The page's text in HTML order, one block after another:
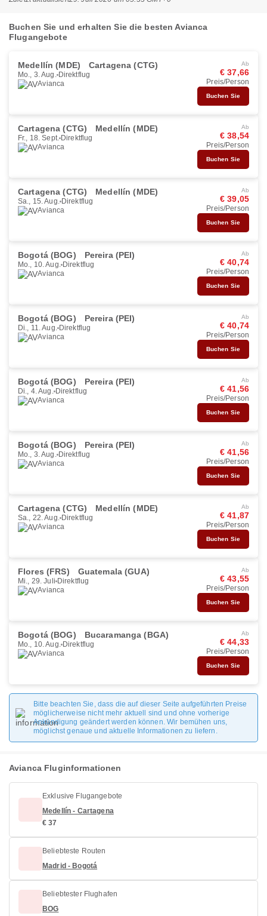
Buchen Sie und erhalten Sie die besten Avianca
Flugangebote
Medellín (MDE) Cartagena (CTG)
Mo., 3. Aug. Direktflug
Avianca
Ab
€ 37,66
Preis/Person
Buchen Sie
Cartagena (CTG) Medellín (MDE)
Fr., 18. Sept. Direktflug
Avianca
Ab
€ 38,54
Preis/Person
Buchen Sie
Cartagena (CTG) Medellín (MDE)
Sa., 15. Aug. Direktflug
Avianca
Ab
€ 39,05
Preis/Person
Buchen Sie
Bogotá (BOG) Pereira (PEI)
Mo., 10. Aug. Direktflug
Avianca
Ab
€ 40,74
Preis/Person
Buchen Sie
Bogotá (BOG) Pereira (PEI)
Di., 11. Aug. Direktflug
Avianca
Ab
€ 40,74
Preis/Person
Buchen Sie
Bogotá (BOG) Pereira (PEI)
Di., 4. Aug. Direktflug
Avianca
Ab
€ 41,56
Preis/Person
Buchen Sie
Bogotá (BOG) Pereira (PEI)
Mo., 3. Aug. Direktflug
Avianca
Ab
€ 41,56
Preis/Person
Buchen Sie
Cartagena (CTG) Medellín (MDE)
Sa., 22. Aug. Direktflug
Avianca
Ab
€ 41,87
Preis/Person
Buchen Sie
Flores (FRS) Guatemala (GUA)
Mi., 29. Juli Direktflug
Avianca
Ab
€ 43,55
Preis/Person
Buchen Sie
Bogotá (BOG) Bucaramanga (BGA)
Mo., 10. Aug. Direktflug
Avianca
Ab
€ 44,33
Preis/Person
Buchen Sie
Bitte beachten Sie, dass die auf dieser Seite aufgeführten Preise
möglicherweise nicht mehr aktuell sind und ohne vorherige
Ankündigung geändert werden können. Wir bemühen uns,
möglichst genaue und aktuelle Informationen zu liefern.
Avianca Fluginformationen
Exklusive Flugangebote
Medellín - Cartagena
€ 37
Beliebteste Routen
Madrid - Bogotá
Beliebtester Flughafen
BOG